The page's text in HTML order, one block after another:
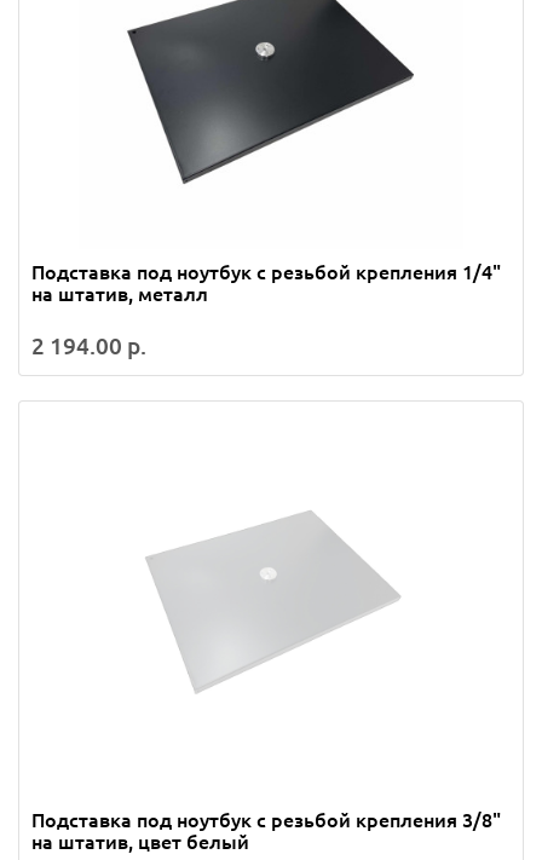
Подставка под ноутбук с резьбой крепления 1/4"
на штатив, металл
2 194.00 р.
Подставка под ноутбук с резьбой крепления 3/8"
на штатив, цвет белый